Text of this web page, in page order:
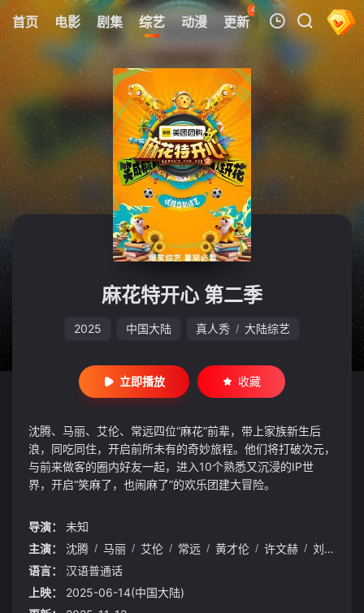
首页 电影 剧集 综艺 动漫 更新
44
热榜 APP
我的观影记录
暂无观看影片的记录
麻花特开心 第二季
2025 中国大陆 真人秀 / 大陆综艺
立即播放 收藏
沈腾、马丽、艾伦、常远四位“麻花”前辈，带上家族新生后
浪，同吃同住，开启前所未有的奇妙旅程。他们将打破次元，
与前来做客的圈内好友一起，进入10个熟悉又沉浸的IP世
界，开启“笑麻了，也闹麻了”的欢乐团建大冒险。
导演：
未知
主演：
沈腾 / 马丽 / 艾伦 / 常远 / 黄才伦 / 许文赫 / 刘同
语言：
汉语普通话
上映：
2025-06-14(中国大陆)